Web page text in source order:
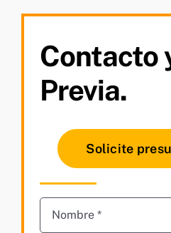
Contacto
Previa.
Solicite